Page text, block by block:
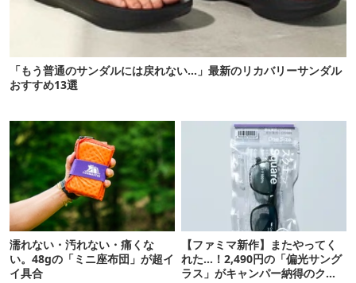
「もう普通のサンダルには戻れない…」最新のリカバリーサンダル
おすすめ13選
濡れない・汚れない・痛くな
い。48gの「ミニ座布団」が超イ
イ具合
【ファミマ新作】またやってく
れた…！2,490円の「偏光サング
ラス」がキャンパー納得のクオ